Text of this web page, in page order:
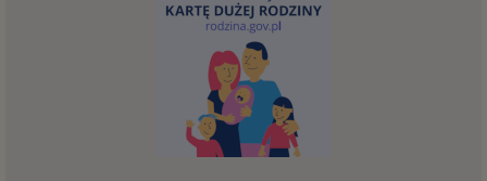
promocji własnych usług administratora
Psychorada.pl w serwisie administratora (np. jeśli
interesujesz się psychologią dziecka i oglądasz
materiały na ten temat w Psychorada.pl to możemy
Ci wyświetlić reklamę na podobny temat).
Twoja dobrowolna zgoda. Aby móc pokazać
interesujące Cię oferty reklamowe (np. produktu lub